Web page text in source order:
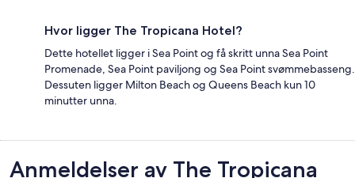
Hvor ligger The Tropicana Hotel?
Dette hotellet ligger i Sea Point og få skritt unna Sea Point
Promenade, Sea Point paviljong og Sea Point svømmebasseng.
Dessuten ligger Milton Beach og Queens Beach kun 10
minutter unna.
Anmeldelser
Anmeldelser av The Tropicana